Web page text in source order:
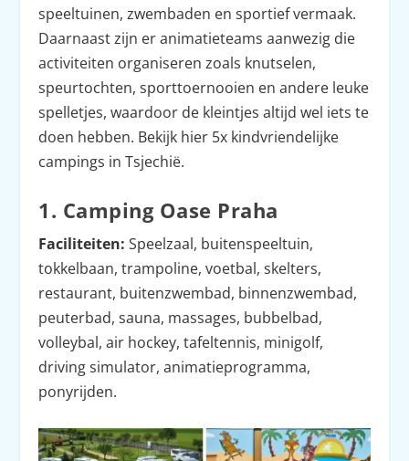
speeltuinen, zwembaden en sportief vermaak.
Daarnaast zijn er animatieteams aanwezig die
activiteiten organiseren zoals knutselen,
speurtochten, sporttoernooien en andere leuke
spelletjes, waardoor de kleintjes altijd wel iets te
doen hebben. Bekijk hier 5x kindvriendelijke
campings in Tsjechië.
1. Camping Oase Praha
Faciliteiten: Speelzaal, buitenspeeltuin,
tokkelbaan, trampoline, voetbal, skelters,
restaurant, buitenzwembad, binnenzwembad,
peuterbad, sauna, massages, bubbelbad,
volleybal, air hockey, tafeltennis, minigolf,
driving simulator, animatieprogramma,
ponyrijden.